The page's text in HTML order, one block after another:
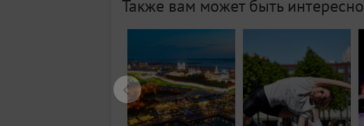
Также вам может быть интересно